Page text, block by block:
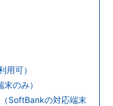
用可）
のみ）
SoftBankの対応端末